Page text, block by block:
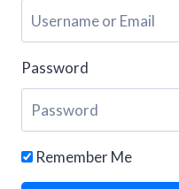
Password
Remember Me